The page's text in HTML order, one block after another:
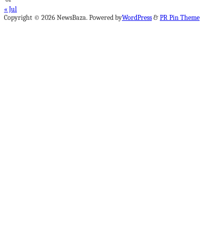
« Jul
Copyright © 2026 NewsBaza. Powered byWordPress&PR Pin Theme